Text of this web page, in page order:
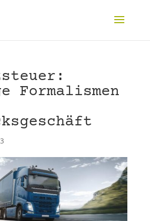
Formalismen